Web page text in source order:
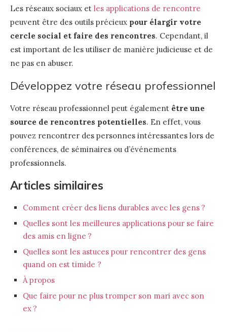
Les réseaux sociaux et les applications de rencontre
peuvent être des outils précieux pour élargir votre
cercle social et faire des rencontres. Cependant, il
est important de les utiliser de manière judicieuse et de
ne pas en abuser.
Développez votre réseau professionnel
Votre réseau professionnel peut également être une
source de rencontres potentielles. En effet, vous
pouvez rencontrer des personnes intéressantes lors de
conférences, de séminaires ou d’événements
professionnels.
Articles similaires
Comment créer des liens durables avec les gens ?
Quelles sont les meilleures applications pour se faire
des amis en ligne ?
Quelles sont les astuces pour rencontrer des gens
quand on est timide ?
À propos
Que faire pour ne plus tromper son mari avec son
ex ?